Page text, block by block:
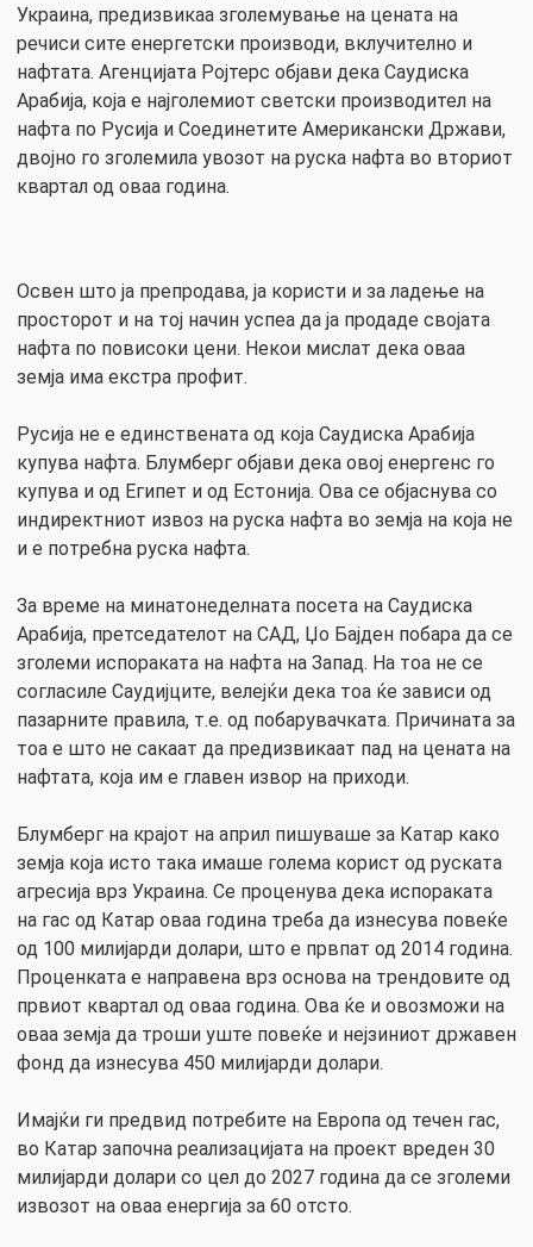
Украина, предизвикаа зголемување на цената на
речиси сите енергетски производи, вклучително и
нафтата. Агенцијата Ројтерс објави дека Саудиска
Арабија, која е најголемиот светски производител на
нафта по Русија и Соединетите Американски Држави,
двојно го зголемила увозот на руска нафта во вториот
квартал од оваа година.
Освен што ја препродава, ја користи и за ладење на
просторот и на тој начин успеа да ја продаде својата
нафта по повисоки цени. Некои мислат дека оваа
земја има екстра профит.
Русија не е единствената од која Саудиска Арабија
купува нафта. Блумберг објави дека овој енергенс го
купува и од Египет и од Естонија. Ова се објаснува со
индиректниот извоз на руска нафта во земја на која не
и е потребна руска нафта.
За време на минатонеделната посета на Саудиска
Арабија, претседателот на САД, Џо Бајден побара да се
зголеми испораката на нафта на Запад. На тоа не се
согласиле Саудијците, велејќи дека тоа ќе зависи од
пазарните правила, т.е. од побарувачката. Причината за
тоа е што не сакаат да предизвикаат пад на цената на
нафтата, која им е главен извор на приходи.
Блумберг на крајот на април пишуваше за Катар како
земја која исто така имаше голема корист од руската
агресија врз Украина. Се проценува дека испораката
на гас од Катар оваа година треба да изнесува повеќе
од 100 милијарди долари, што е првпат од 2014 година.
Проценката е направена врз основа на трендовите од
првиот квартал од оваа година. Ова ќе и овозможи на
оваа земја да троши уште повеќе и нејзиниот државен
фонд да изнесува 450 милијарди долари.
Имајќи ги предвид потребите на Европа од течен гас,
во Катар започна реализацијата на проект вреден 30
милијарди долари со цел до 2027 година да се зголеми
извозот на оваа енергија за 60 отсто.